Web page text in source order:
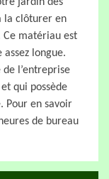
la clôturer en
Ce matériau est
longue.
de l’entreprise
qui possède
Pour en savoir
de bureau